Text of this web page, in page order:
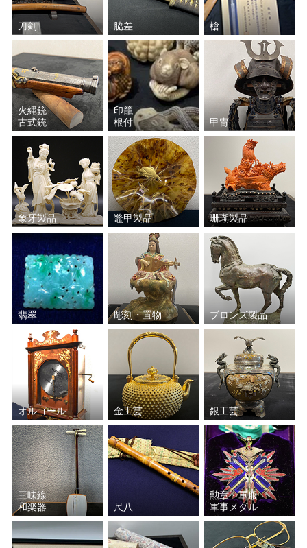
村越 風月 宮川 香斎（真葛 香斎）
中里 重利 波多野 善蔵
山本 陶秀 前端 春斎
香取 正彦 楠部 彌弌
近藤 悠三 大角 幸枝
大場 松魚 松田 権六
岩田 藤七 加藤 唐九郎
磯井 如真 一后一兆
鹿島 一谷 箕浦 竹甫
永楽 善五郎 加守田 章二
黒田 正玄 北大路 魯山人
黒木 国昭 鈴木 藏
川瀬 表完 沈壽官
谷本 光生 若尾 利貞
清瀬 一光 川喜田 半泥子
刀剣 脇差 槍
火縄銃
古式銃
印籠
根付
甲冑
象牙製品 鼈甲製品 珊瑚製品
翡翠 彫刻・置物 ブロンズ製品
オルゴール 金工芸 銀工芸
三味線
和楽器
尺八
勲章・軍服
軍事メダル